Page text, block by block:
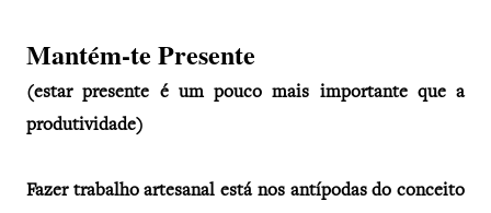
Mantém-te Presente
(estar presente é um pouco mais importante que a
produtividade)
Fazer trabalho artesanal está nos antípodas do conceito